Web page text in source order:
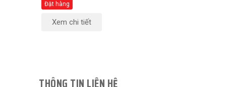
Đặt hàng
Xem chi tiết